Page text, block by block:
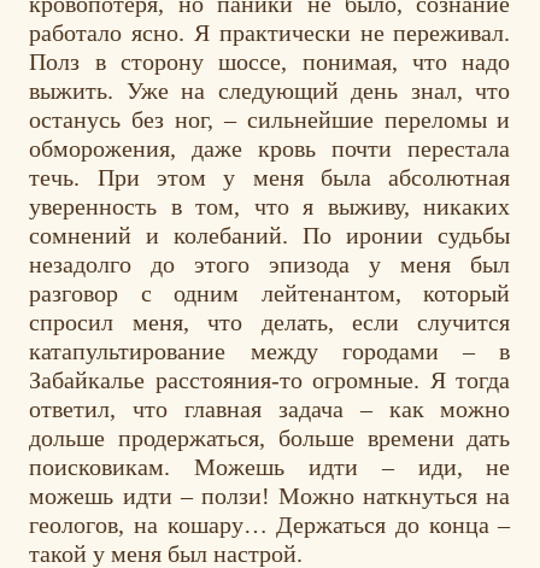
работало ясно. Я практически не переживал.
Полз в сторону шоссе, понимая, что надо
выжить. Уже на следующий день знал, что
останусь без ног, – сильнейшие переломы и
обморожения, даже кровь почти перестала
течь. При этом у меня была абсолютная
уверенность в том, что я выживу, никаких
сомнений и колебаний. По иронии судьбы
незадолго до этого эпизода у меня был
разговор с одним лейтенантом, который
спросил меня, что делать, если случится
катапультирование между городами – в
Забайкалье расстояния-то огромные. Я тогда
ответил, что главная задача – как можно
дольше продержаться, больше времени дать
поисковикам. Можешь идти – иди, не
можешь идти – ползи! Можно наткнуться на
геологов, на кошару… Держаться до конца –
такой у меня был настрой.